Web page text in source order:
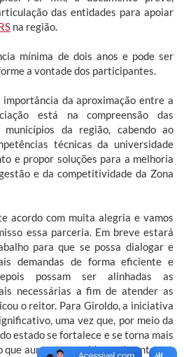
das entidades para apoiar
na região.
mínima de dois anos e pode ser
a vontade dos participantes.
da aproximação entre a
está na compreensão das
municípios da região, cabendo ao
técnicas da universidade
e propor soluções para a melhoria
e da competitividade da Zona
acordo com muita alegria e vamos
essa parceria. Em breve estará
para que se possa dialogar e
demandas de forma eficiente e
possam ser alinhadas as
necessárias a fim de atender as
o reitor. Para Giroldo, a iniciativa
uma vez que, por meio da
estado se fortalece e se torna mais
aumenta consideravelmente sua